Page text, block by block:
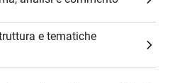
e tematiche